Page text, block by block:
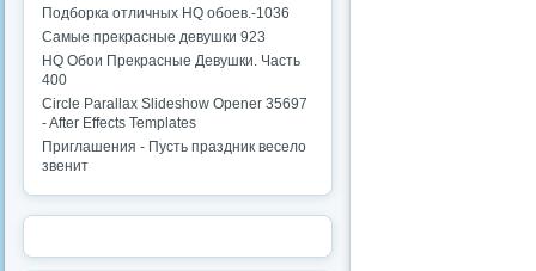
Подборка отличных HQ обоев.-1036
Самые прекрасные девушки 923
HQ Обои Прекрасные Девушки. Часть
400
Circle Parallax Slideshow Opener 35697
- After Effects Templates
Приглашения - Пусть праздник весело
звенит